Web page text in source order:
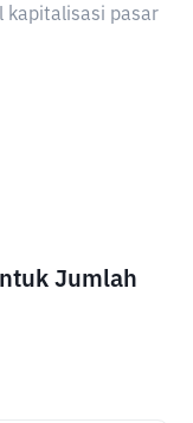
kapitalisasi pasar
Jumlah